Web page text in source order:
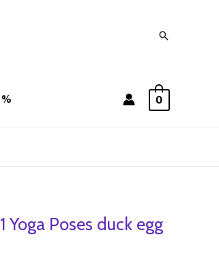
Hledat
% 0
Poses duck egg